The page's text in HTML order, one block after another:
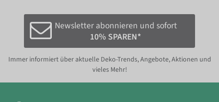
Newsletter abonnieren und sofort
10% SPAREN*
Immer informiert über aktuelle Deko-Trends, Angebote, Aktionen und
vieles Mehr!